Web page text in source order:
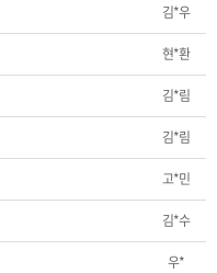
김*우
현*환
김*림
김*림
고*민
김*수
우*